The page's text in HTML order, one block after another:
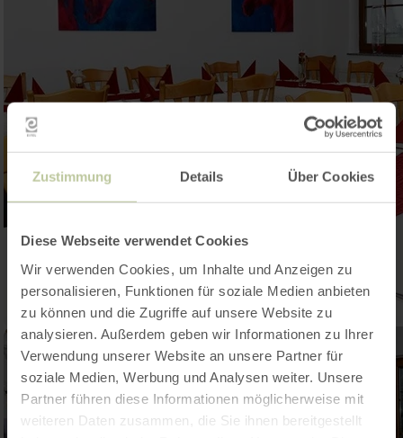
Zustimmung Details Über Cookies
Diese Webseite verwendet Cookies
Wir verwenden Cookies, um Inhalte und Anzeigen zu
personalisieren, Funktionen für soziale Medien anbieten
zu können und die Zugriffe auf unsere Website zu
analysieren. Außerdem geben wir Informationen zu Ihrer
Verwendung unserer Website an unsere Partner für
soziale Medien, Werbung und Analysen weiter. Unsere
Partner führen diese Informationen möglicherweise mit
weiteren Daten zusammen, die Sie ihnen bereitgestellt